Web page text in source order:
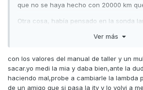
que no se haya hecho con 20000 km
Otra cosa, había pensado en la sonda
Ver más
con los valores del manual de taller y un
sacar.yo medi la mia y daba bien,ante la
haciendo mal,probe a cambiarle la lambda
de un amigo que si pasa la itv y lo volvi a